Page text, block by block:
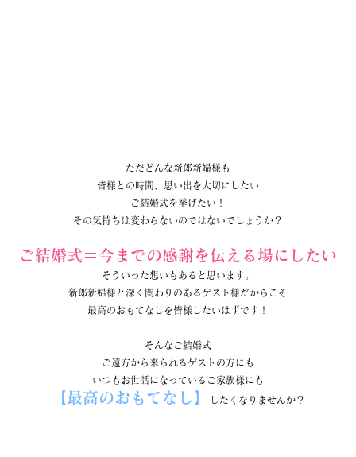
ただどんな新郎新婦様も
皆様との時間、思い出を大切にしたい
ご結婚式を挙げたい！
その気持ちは変わらないのではないでしょうか？
ご結婚式＝今までの感謝を伝える場にしたい
そういった想いもあると思います。
新郎新婦様と深く関わりのあるゲスト様だからこそ
最高のおもてなしを皆様したいはずです！
そんなご結婚式
ご遠方から来られるゲストの方にも
いつもお世話になっているご家族様にも
【最高のおもてなし】 したくなりませんか？